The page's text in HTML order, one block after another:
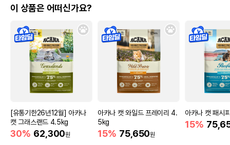
이 상품은 어떠신가요?
[유통기한26년12월] 아카나
캣 그래스랜드 4.5kg
30% 62,300원
아카나 캣 와일드 프레이리 4.
5kg
15% 75,650원
아카나 캣 패시
15%